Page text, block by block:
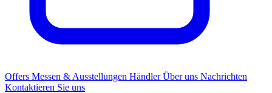
Offers Messen & Ausstellungen HändlerÜber uns Nachrichten
Kontaktieren Sie uns